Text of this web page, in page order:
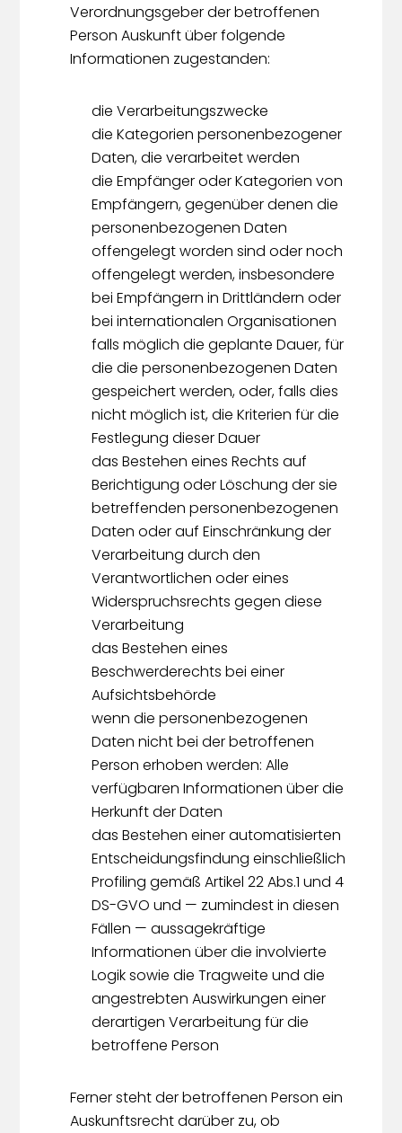
Verordnungsgeber der betroffenen
Person Auskunft über folgende
Informationen zugestanden:
die Verarbeitungszwecke
die Kategorien personenbezogener
Daten, die verarbeitet werden
die Empfänger oder Kategorien von
Empfängern, gegenüber denen die
personenbezogenen Daten
offengelegt worden sind oder noch
offengelegt werden, insbesondere
bei Empfängern in Drittländern oder
bei internationalen Organisationen
falls möglich die geplante Dauer, für
die die personenbezogenen Daten
gespeichert werden, oder, falls dies
nicht möglich ist, die Kriterien für die
Festlegung dieser Dauer
das Bestehen eines Rechts auf
Berichtigung oder Löschung der sie
betreffenden personenbezogenen
Daten oder auf Einschränkung der
Verarbeitung durch den
Verantwortlichen oder eines
Widerspruchsrechts gegen diese
Verarbeitung
das Bestehen eines
Beschwerderechts bei einer
Aufsichtsbehörde
wenn die personenbezogenen
Daten nicht bei der betroffenen
Person erhoben werden: Alle
verfügbaren Informationen über die
Herkunft der Daten
das Bestehen einer automatisierten
Entscheidungsfindung einschließlich
Profiling gemäß Artikel 22 Abs.1 und 4
DS-GVO und — zumindest in diesen
Fällen — aussagekräftige
Informationen über die involvierte
Logik sowie die Tragweite und die
angestrebten Auswirkungen einer
derartigen Verarbeitung für die
betroffene Person
Ferner steht der betroffenen Person ein
Auskunftsrecht darüber zu, ob